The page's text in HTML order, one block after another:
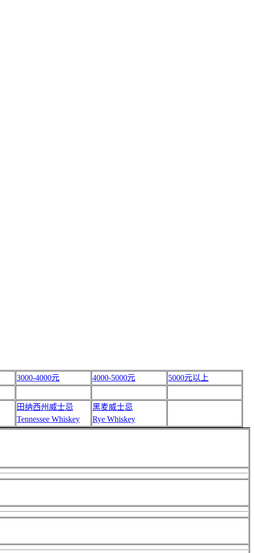
3000-4000元 4000-5000元 5000元以上
田纳西州威士忌
Tennessee Whiskey
黑麦威士忌
Rye Whiskey